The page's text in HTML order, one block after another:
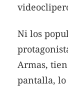
Ni los
Armas,
pantalla, lo